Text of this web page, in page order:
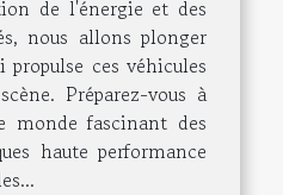
de l'énergie et des
nous allons plonger
ces véhicules
Préparez-vous à
monde fascinant des
haute performance